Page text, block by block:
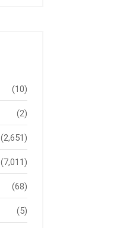
(10)
(2)
(2,651)
(7,011)
(68)
(5)